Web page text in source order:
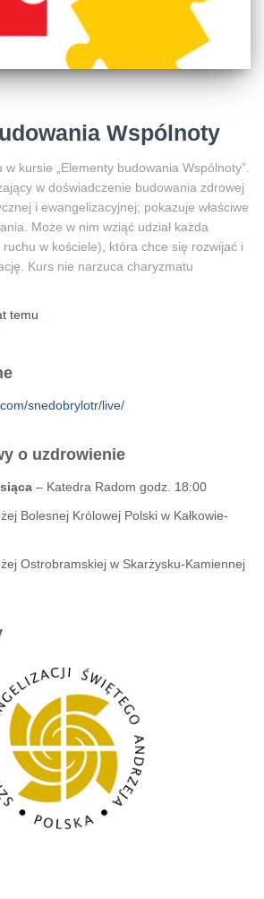
Wspólnoty
w kursie „Elementy budowania Wspólnoty”.
w doświadczenie budowania zdrowej
i ewangelizacyjnej; pokazuje właściwe
Może w nim wziąć udział każda
w kościele), która chce się rozwijać i
Kurs nie narzuca charyzmatu
temu
snedobrylotr/live/
o uzdrowienie
– Katedra Radom godz. 18:00
Bolesnej Królowej Polski w Kałkowie-
Ostrobramskiej w Skarżysku-Kamiennej